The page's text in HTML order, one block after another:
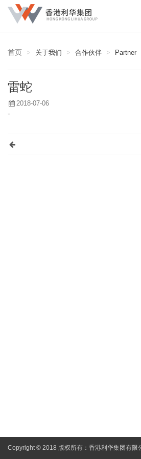
首页 关于我们 合作伙伴 Partner
雷蛇
2018-07-06
-
Copyright © 2018 版权所有：香港利华集团有限